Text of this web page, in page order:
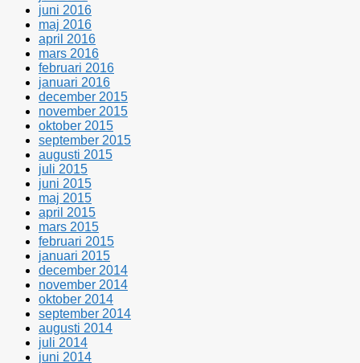
juni 2016
maj 2016
april 2016
mars 2016
februari 2016
januari 2016
december 2015
november 2015
oktober 2015
september 2015
augusti 2015
juli 2015
juni 2015
maj 2015
april 2015
mars 2015
februari 2015
januari 2015
december 2014
november 2014
oktober 2014
september 2014
augusti 2014
juli 2014
juni 2014